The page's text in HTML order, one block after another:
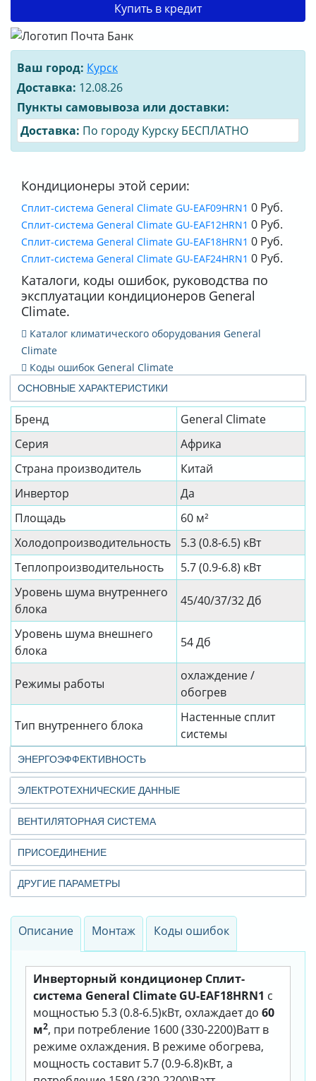
ОСНОВНЫЕ ХАРАКТЕРИСТИКИ
Бренд
General Climate
Серия
Африка
Страна производитель
Китай
Инвертор
Да
Площадь
60 м²
Холодопроизводительность
5.3 (0.8-6.5) кВт
Теплопроизводительность
5.7 (0.9-6.8) кВт
Уровень шума внутреннего
блока
45/40/37/32 Дб
Уровень шума внешнего
блока
54 Дб
Режимы работы
охлаждение /
обогрев
Тип внутреннего блока
Настенные сплит
системы
ЭНЕРГОЭФФЕКТИВНОСТЬ
ЭЛЕКТРОТЕХНИЧЕСКИЕ ДАННЫЕ
ВЕНТИЛЯТОРНАЯ СИСТЕМА
ПРИСОЕДИНЕНИЕ
ДРУГИЕ ПАРАМЕТРЫ
Купить в кредит
Ваш город: Курск
Доставка: 12.08.26
Пункты самовывоза или доставки:
Доставка: По городу Курску БЕСПЛАТНО
Кондиционеры этой серии:
Cплит-система General Climate GU-EAF09HRN1 0 Руб.
Cплит-система General Climate GU-EAF12HRN1 0 Руб.
Cплит-система General Climate GU-EAF18HRN1 0 Руб.
Cплит-система General Climate GU-EAF24HRN1 0 Руб.
Каталоги, коды ошибок, руководства по
эксплуатации кондиционеров General
Climate.
Каталог климатического оборудования General
Climate
Коды ошибок General Climate
Описание Монтаж Коды ошибок
Инверторный кондиционер Cплит-
система General Climate GU-EAF18HRN1 с
мощностью 5.3 (0.8-6.5)кВт, охлаждает до 60
м2, при потребление 1600 (330-2200)Ватт в
режиме охлаждения. В режиме обогрева,
мощность составит 5.7 (0.9-6.8)кВт, а